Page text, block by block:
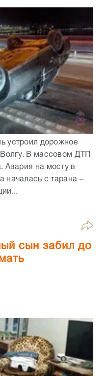
устроил дорожное
В массовом ДТП
Авария на мосту в
началась с тарана –
сын забил до